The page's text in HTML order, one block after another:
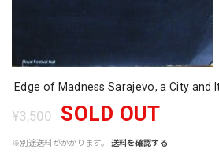
Edge of Madness Sarajevo, a City and
¥3,500 SOLD OUT
※別途送料がかかります。 送料を確認する